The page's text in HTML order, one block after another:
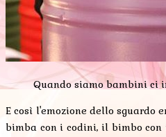
Quando siamo bambini ci
E così l'emozione dello
bimba con i codini, il bimbo